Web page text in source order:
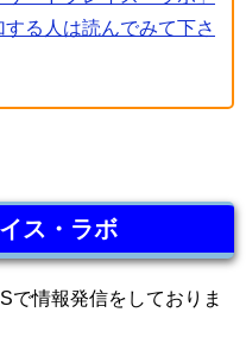
る人は読んでみて下さ
ス・ラボ
で情報発信をしておりま